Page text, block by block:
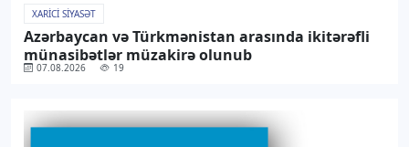
XARICI SIYASƏT
Azərbaycan və Türkmənistan arasında ikitərəfli
münasibətlər müzakirə olunub
07.08.2026 19